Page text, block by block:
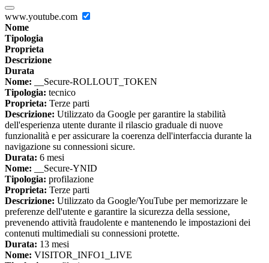
www.youtube.com
Nome
Tipologia
Proprieta
Descrizione
Durata
Nome: __Secure-ROLLOUT_TOKEN
Tipologia: tecnico
Proprieta: Terze parti
Descrizione: Utilizzato da Google per garantire la stabilità
dell'esperienza utente durante il rilascio graduale di nuove
funzionalità e per assicurare la coerenza dell'interfaccia durante la
navigazione su connessioni sicure.
Durata: 6 mesi
Nome: __Secure-YNID
Tipologia: profilazione
Proprieta: Terze parti
Descrizione: Utilizzato da Google/YouTube per memorizzare le
preferenze dell'utente e garantire la sicurezza della sessione,
prevenendo attività fraudolente e mantenendo le impostazioni dei
contenuti multimediali su connessioni protette.
Durata: 13 mesi
Nome: VISITOR_INFO1_LIVE